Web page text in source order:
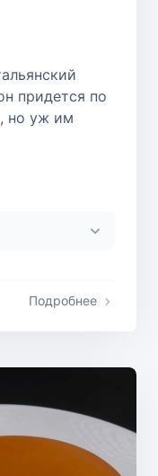
придется по
но уж им
Подробнее